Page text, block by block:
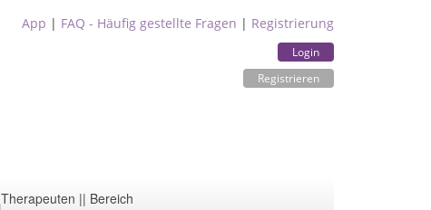
App | FAQ - Häufig gestellte Fragen | Registrierung
Login
Registrieren
Therapeuten || Bereich